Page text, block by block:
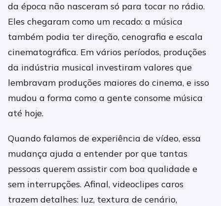
da época não nasceram só para tocar no rádio.
Eles chegaram como um recado: a música
também podia ter direção, cenografia e escala
cinematográfica. Em vários períodos, produções
da indústria musical investiram valores que
lembravam produções maiores do cinema, e isso
mudou a forma como a gente consome música
até hoje.
Quando falamos de experiência de vídeo, essa
mudança ajuda a entender por que tantas
pessoas querem assistir com boa qualidade e
sem interrupções. Afinal, videoclipes caros
trazem detalhes: luz, textura de cenário,